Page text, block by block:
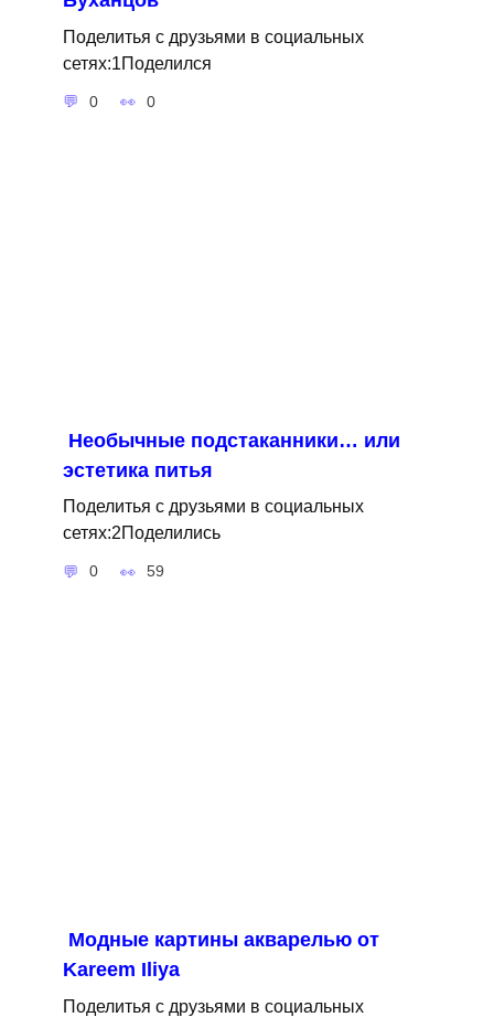
Поделитья с друзьями в социальных
сетях:1Поделился
0 0
Необычные подстаканники… или
эстетика питья
Поделитья с друзьями в социальных
сетях:2Поделились
0 59
Модные картины акварелью от
Kareem Iliya
Поделитья с друзьями в социальных